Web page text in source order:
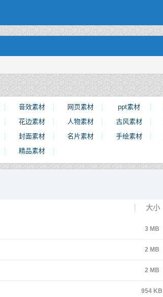
音效素材 网页素材 ppt素材
花边素材 人物素材 古风素材
封面素材 名片素材 手绘素材
精品素材
大小
3 MB
2 MB
2 MB
954 KB